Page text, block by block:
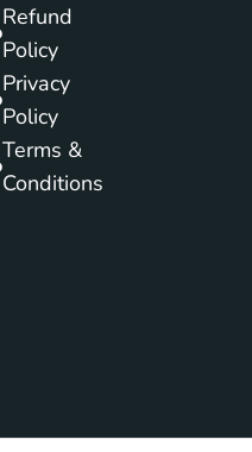
Refund
Policy
Privacy
Policy
Terms &
Conditions